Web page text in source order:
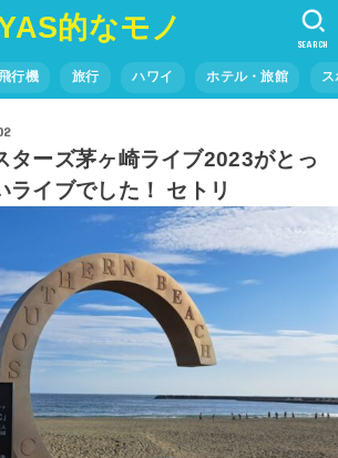
的なモノ
行機 旅行 ハワイ ホテル・旅館
SEARCH
ターズ茅ヶ崎ライブ2023がとっ
ライブでした！ セトリ